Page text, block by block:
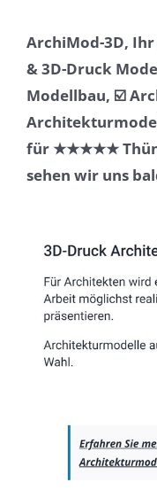
ArchiMod-3D,
& 3D-Druck
Modellbau, ☑️
für ★★★★★
sehen wir uns